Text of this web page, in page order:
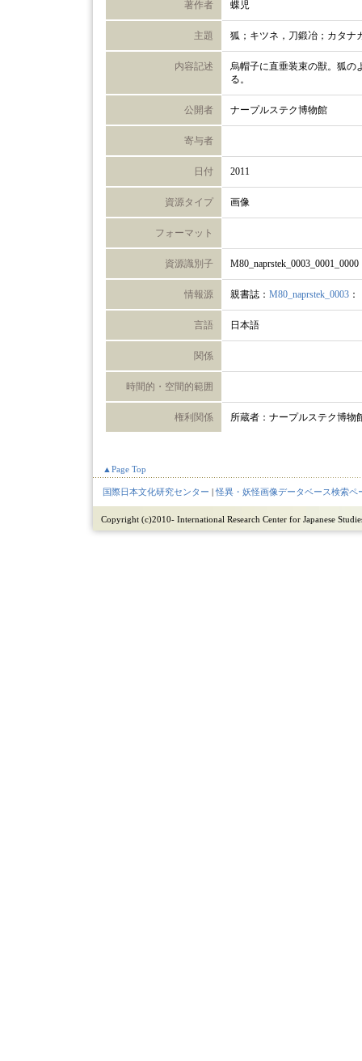
著作者 蝶児
主題 狐；キツネ，刀鍛冶；カタナ
内容記述
烏帽子に直垂装束の獣。狐の
る。
公開者 ナープルステク博物館
寄与者
日付 2011
資源タイプ 画像
フォーマット
資源識別子 M80_naprstek_0003_0001_0000
情報源 親書誌： M80_naprstek_0003
言語 日本語
関係
時間的・空間的範囲
権利関係 所蔵者：ナープルステク博物
▲Page Top
国際日本文化研究センター |怪異・妖怪画像データベース検索ペ
Copyright (c)2010- International Research Center for Japanese